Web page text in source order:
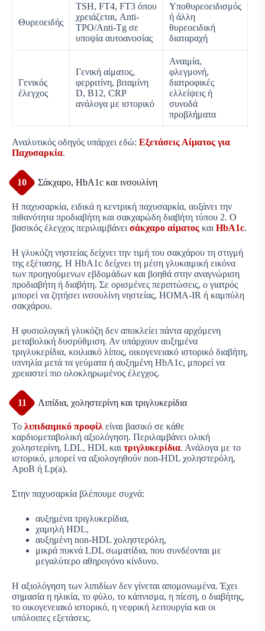
Θυρεοειδής
TSH, FT4, FT3 όπου
χρειάζεται, Anti-
TPO/Anti-Tg σε
υποψία αυτοανοσίας
Υποθυρεοειδισμός
ή άλλη
θυρεοειδική
διαταραχή
Γενικός
έλεγχος
Γενική αίματος,
φερριτίνη, βιταμίνη
D, Β12, CRP
ανάλογα με ιστορικό
Αναιμία,
φλεγμονή,
διατροφικές
ελλείψεις ή
συνοδά
προβλήματα
Αναλυτικός οδηγός υπάρχει εδώ: Εξετάσεις Αίματος για
Παχυσαρκία.
10 Σάκχαρο, HbA1c και ινσουλίνη
Η παχυσαρκία, ειδικά η κεντρική παχυσαρκία, αυξάνει την
πιθανότητα προδιαβήτη και σακχαρώδη διαβήτη τύπου 2. Ο
βασικός έλεγχος περιλαμβάνει σάκχαρο αίματος και HbA1c.
Η γλυκόζη νηστείας δείχνει την τιμή του σακχάρου τη στιγμή
της εξέτασης. Η HbA1c δείχνει τη μέση γλυκαιμική εικόνα
των προηγούμενων εβδομάδων και βοηθά στην αναγνώριση
προδιαβήτη ή διαβήτη. Σε ορισμένες περιπτώσεις, ο γιατρός
μπορεί να ζητήσει ινσουλίνη νηστείας, HOMA-IR ή καμπύλη
σακχάρου.
Η φυσιολογική γλυκόζη δεν αποκλείει πάντα αρχόμενη
μεταβολική δυσρύθμιση. Αν υπάρχουν αυξημένα
τριγλυκερίδια, κοιλιακό λίπος, οικογενειακό ιστορικό διαβήτη,
υπνηλία μετά τα γεύματα ή αυξημένη HbA1c, μπορεί να
χρειαστεί πιο ολοκληρωμένος έλεγχος.
11 Λιπίδια, χοληστερίνη και τριγλυκερίδια
Το λιπιδαιμικό προφίλ είναι βασικό σε κάθε
καρδιομεταβολική αξιολόγηση. Περιλαμβάνει ολική
χοληστερίνη, LDL, HDL και τριγλυκερίδια. Ανάλογα με το
ιστορικό, μπορεί να αξιολογηθούν non-HDL χοληστερόλη,
ApoB ή Lp(a).
Στην παχυσαρκία βλέπουμε συχνά:
αυξημένα τριγλυκερίδια,
χαμηλή HDL,
αυξημένη non-HDL χοληστερόλη,
μικρά πυκνά LDL σωματίδια, που συνδέονται με
μεγαλύτερο αθηρογόνο κίνδυνο.
Η αξιολόγηση των λιπιδίων δεν γίνεται απομονωμένα. Έχει
σημασία η ηλικία, το φύλο, το κάπνισμα, η πίεση, ο διαβήτης,
το οικογενειακό ιστορικό, η νεφρική λειτουργία και οι
υπόλοιπες εξετάσεις.